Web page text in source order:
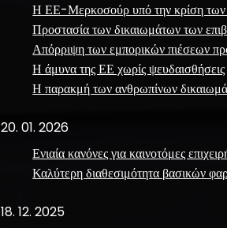
Η ΕΕ-Μερκοσούρ υπό την κρίση των
Προστασία των δικαιωμάτων των
Απόρριψη των εμπορικών πιέσεων
Η άμυνα της ΕΕ χωρίς ψευδαισθήσεις
Η παρακμή των ανθρωπίνων
20. 01. 2026
Ενιαία κανόνες για καινοτόμες
Καλύτερη διαθεσιμότητα βασικών
18. 12. 2025